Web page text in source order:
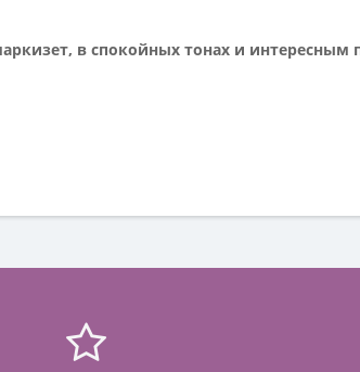
в спокойных тонах и